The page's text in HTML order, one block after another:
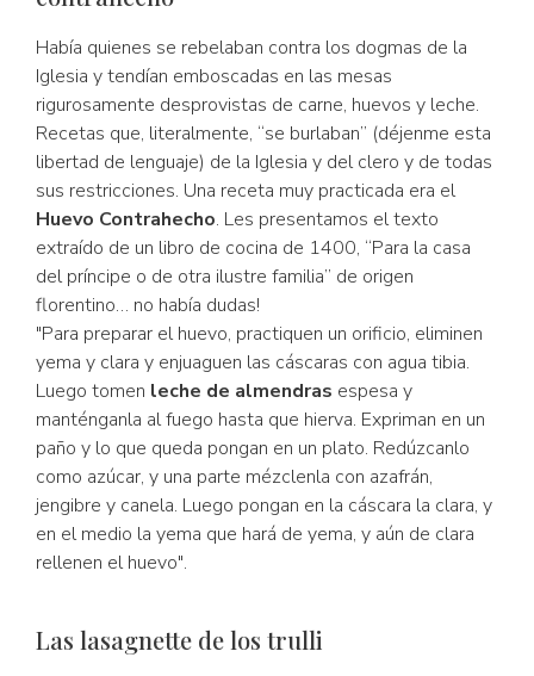
Había quienes se rebelaban contra los dogmas de la
Iglesia y tendían emboscadas en las mesas
rigurosamente desprovistas de carne, huevos y leche.
Recetas que, literalmente, “se burlaban” (déjenme esta
libertad de lenguaje) de la Iglesia y del clero y de todas
sus restricciones. Una receta muy practicada era el
Huevo Contrahecho. Les presentamos el texto
extraído de un libro de cocina de 1400, “Para la casa
del príncipe o de otra ilustre familia” de origen
florentino… no había dudas!
"Para preparar el huevo, practiquen un orificio, eliminen
yema y clara y enjuaguen las cáscaras con agua tibia.
Luego tomen leche de almendras espesa y
manténganla al fuego hasta que hierva. Expriman en un
paño y lo que queda pongan en un plato. Redúzcanlo
como azúcar, y una parte mézclenla con azafrán,
jengibre y canela. Luego pongan en la cáscara la clara, y
en el medio la yema que hará de yema, y aún de clara
rellenen el huevo".
Las lasagnette de los trulli